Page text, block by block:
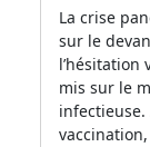
La crise
sur le
l’hésitation
mis sur le